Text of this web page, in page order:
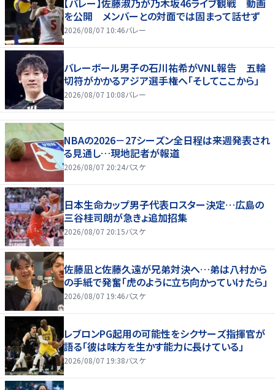
【バレー】佐藤淑乃が乃木坂46ライブ観戦 動画
を公開 メンバーとの対面では固まって話せず
2026/08/07 10:46バレー
バレーボール男子の石川祐希がVNL報告 五輪
切符がかかるアジア選手権へ「そしてここから」
2026/08/07 10:08バレー
NBAの2026－27シーズン全日程は来週発表され
る見通し…現地記者が報道
2026/08/07 20:24バスケ
日本生命カップ男子代表ロスター決定…広島の
三谷桂司朗が急きょ追加招集
2026/08/07 20:15バスケ
佐藤凪と佐藤久遠が兄弟対決へ…弟は八村から
の手紙で発奮「虎のように立ち向かっていけたら」
2026/08/07 19:46バスケ
レブロンPG起用の可能性をシクサーズ指揮官が
語る「彼は味方を生かす能力に長けている」
2026/08/07 19:38バスケ